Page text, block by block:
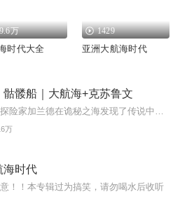
万
时代大全
1429
亚洲大航海时代
骷髅船｜大航海+克苏鲁文
万
海时代
！！本专辑过为搞笑，请勿喝水后收听